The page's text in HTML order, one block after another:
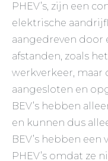
PHEV’s, zijn een
elektrische
aangedreven
afstanden, zoals
werkverkeer, maar
aangesloten en
BEV’s hebben
en kunnen dus
BEV’s hebben
PHEV’s omdat ze